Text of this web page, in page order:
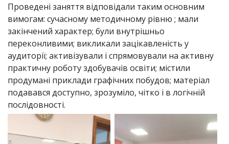
Проведені заняття відповідали таким основним
вимогам: сучасному методичному рівню ; мали
закінчений характер; були внутрішньо
переконливими; викликали зацікавленість у
аудиторії; активізували і спрямовували на активну
практичну роботу здобувачів освіти; містили
продумані приклади графічних побудов; матеріал
подавався доступно, зрозуміло, чітко і в логічній
послідовності.